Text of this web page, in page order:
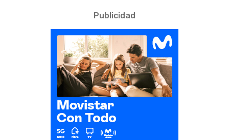
Publicidad